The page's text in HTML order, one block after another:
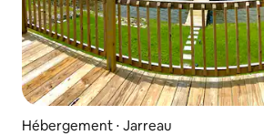
Hébergement ⋅ Jarreau